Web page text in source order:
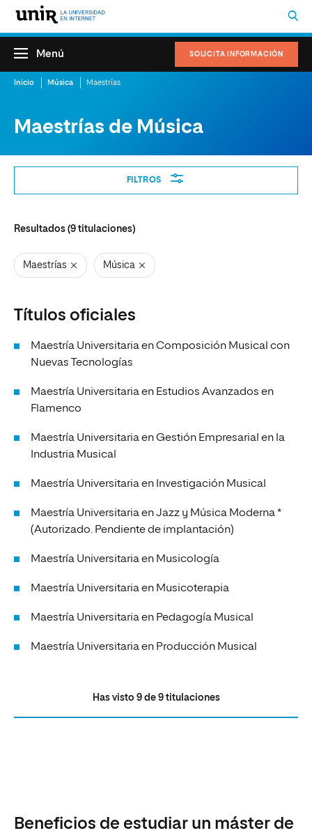
SOLICITA INFORMACIÓN
Menú
Inicio Música Maestrías
Maestrías de Música
FILTROS
Resultados (9 titulaciones)
Maestrías Música
Títulos oficiales
Maestría Universitaria en Composición Musical con
Nuevas Tecnologías
Maestría Universitaria en Estudios Avanzados en
Flamenco
Maestría Universitaria en Gestión Empresarial en la
Industria Musical
Maestría Universitaria en Investigación Musical
Maestría Universitaria en Jazz y Música Moderna *
(Autorizado. Pendiente de implantación)
Maestría Universitaria en Musicología
Maestría Universitaria en Musicoterapia
Maestría Universitaria en Pedagogía Musical
Maestría Universitaria en Producción Musical
Has visto 9de 9titulaciones
Beneficios de estudiar un máster de